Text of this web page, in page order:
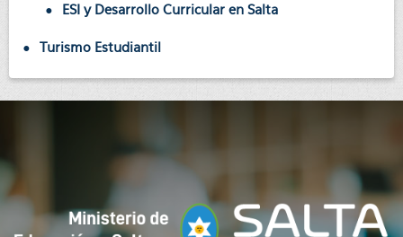
ESI y Desarrollo Curricular en Salta
Turismo Estudiantil